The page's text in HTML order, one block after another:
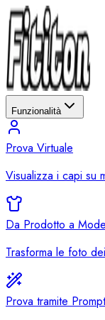
Funzionalità
Prova Virtuale
Visualizza i capi su
Da Prodotto a
Trasforma le foto
Prova tramite Prompt